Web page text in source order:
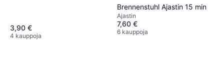
3,90 €
4 kauppoja
Brennenstuhl Ajastin 15 min
Ajastin
7,60 €
6 kauppoja